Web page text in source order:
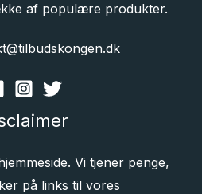
af populære produkter.
Vi tjener penge,
på links til vores